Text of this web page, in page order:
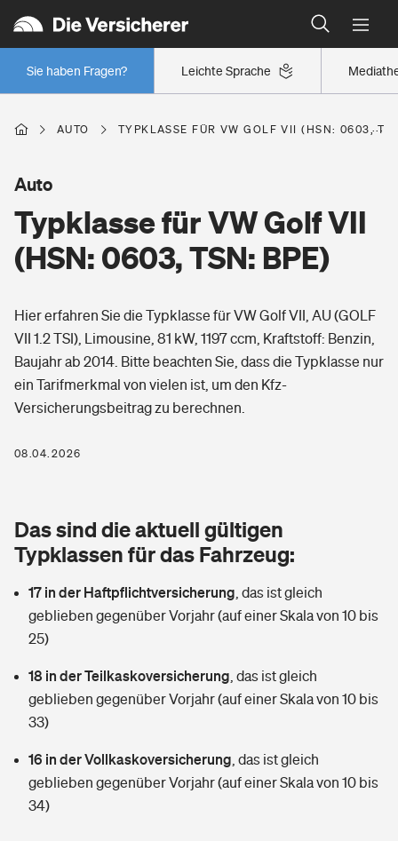
Leichte Sprache
Sie haben Fragen?
Wer versichert was: Jetzt Versicherer finden
Regionalklassen: So ist Ihre Region eingestuft
Wer versichert was: Jetzt Versicherer finden
Berufsunfähigkeitsversicherung
Erwerbsunfähigkeitsversicherung
Grundfähigkeitsversicherung
Arbeitsrechtsschutz
Berufshaftpflichtversicherung
Zur Übersicht
Tools
Wer versichert was: Jetzt Versicherer finden
Sie haben Fragen?
Wohnen
Glasversicherung
Mietkautionsversicherung
Restkreditversicherung
Zur Übersicht
Tools
Freizeit
Pri­vate Haft­pflicht­
Kinderunfall­ver­si­che­rung
Kinderinvalidität
Hundehalter-Haftpflicht
Handyversicherung
Gesundheit
Private Krankenversicherung
Dread-Disease-Versicherung
Tierkrankenversicherung
Zur Übersicht
Tools
Wer versichert was: Jetzt Versicherer finden
Sie haben Fragen?
AUTO TYPKLASSE FÜR VW GOLF VII (HSN: 0603,
Typklasse für VW Golf VII
(HSN: 0603, TSN: BPE)
Auto
Hier erfahren Sie die Typklasse für VW Golf VII, AU (GOLF
VII 1.2 TSI), Limousine, 81 kW, 1197 ccm, Kraftstoff: Benzin,
Baujahr ab 2014. Bitte beachten Sie, dass die Typklasse nur
ein Tarifmerkmal von vielen ist, um den Kfz-
Versicherungsbeitrag zu berechnen.
08.04.2026
Das sind die aktuell gültigen
Typklassen für das Fahrzeug:
17 in der Haftpflichtversicherung das ist gleich
geblieben gegenüber Vorjahr (auf einer Skala von 10 bis
25)
18 in der Teilkaskoversicherung das ist gleich
geblieben gegenüber Vorjahr (auf einer Skala von 10 bis
33)
16 in der Vollkaskoversicherung das ist gleich
geblieben gegenüber Vorjahr (auf einer Skala von 10 bis
34)